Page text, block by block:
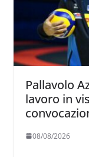
Pallavolo
lavoro in
08/08/2026